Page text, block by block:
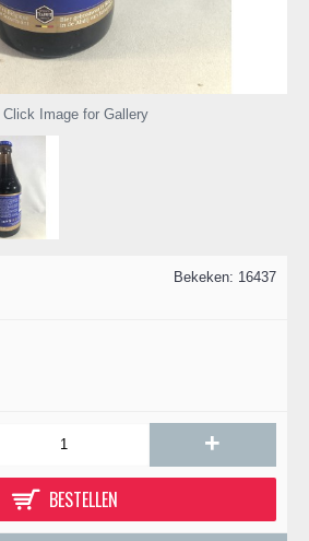
Click Image for Gallery
Bekeken: 16437
+
BESTELLEN